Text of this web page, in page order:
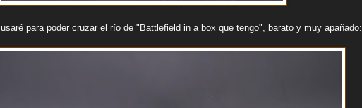
para poder cruzar el río de "Battlefield in a box que tengo", barato y muy apañado: